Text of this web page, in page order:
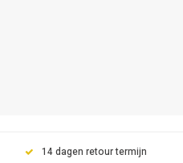
14 dagen retour termijn